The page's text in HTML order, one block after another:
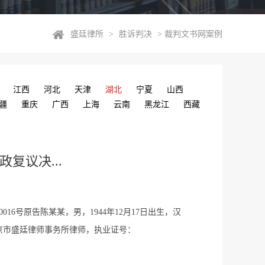
盛廷律所 > 胜诉判决 > 裁判文书网案例
江西 河北 天津 湖北 宁夏
山西
重庆 广西 上海 云南 黑龙江 西藏
复议决...
号原告陈某某，男，1944年12月17日出生，汉
盛廷律师事务所律师，执业证号：